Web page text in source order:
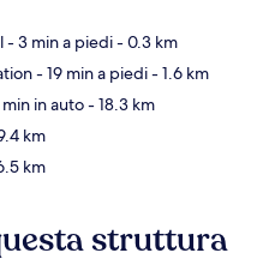
- 3 min a piedi- 0.3 km
- 19 min a piedi- 1.6 km
min in auto- 18.3 km
km
km
struttura